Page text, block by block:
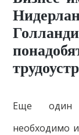
Еще один
необходимо